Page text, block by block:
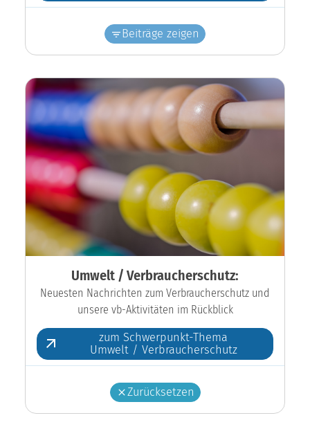
Beiträge zeigen
Umwelt / Verbraucherschutz:
Neuesten Nachrichten zum Verbraucherschutz und
unsere vb-Aktivitäten im Rückblick
zum Schwerpunkt-Thema
Umwelt / Verbraucherschutz
Zurücksetzen